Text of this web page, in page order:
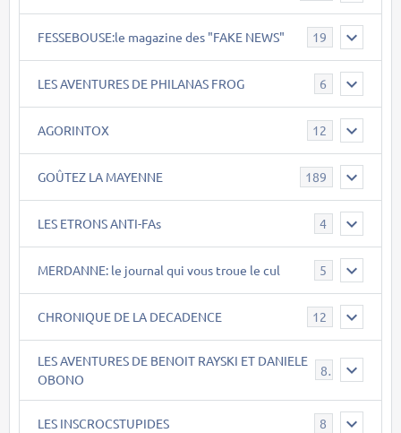
FESSEBOUSE:le magazine des "FAKE NEWS" 19
LES AVENTURES DE PHILANAS FROG 6
AGORINTOX 12
GOÛTEZ LA MAYENNE 189
LES ETRONS ANTI-FAs 4
MERDANNE: le journal qui vous troue le cul 5
CHRONIQUE DE LA DECADENCE 12
LES AVENTURES DE BENOIT RAYSKI ET DANIELE
OBONO
8
LES INSCROCSTUPIDES 8